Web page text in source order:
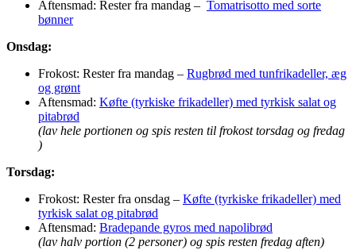
Aftensmad: Rester fra mandag – Tomatrisotto med sorte
bønner
Onsdag:
Frokost: Rester fra mandag – Rugbrød med tunfrikadeller, æg
og grønt
Aftensmad: Køfte (tyrkiske frikadeller) med tyrkisk salat og
pitabrød
(lav hele portionen og spis resten til frokost torsdag og fredag
)
Torsdag:
Frokost: Rester fra onsdag – Køfte (tyrkiske frikadeller) med
tyrkisk salat og pitabrød
Aftensmad: Bradepande gyros med napolibrød
(lav halv portion (2 personer) og spis resten fredag aften)